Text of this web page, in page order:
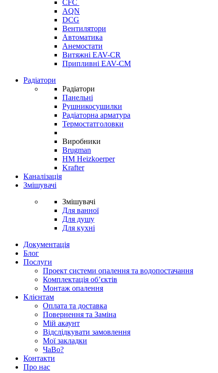
CFC
AQN
DCG
Вентилятори
Автоматика
Анемостати
Витяжні EAV-CR
Припливні EAV-CM
Радіатори
Радіатори
Панельні
Рушникосушилки
Радіаторна арматура
Термостатголовки
Виробники
Brugman
HM Heizkoerper
Krafter
Каналізація
Змішувачі
Змішувачі
Для ванної
Для душу
Для кухні
Документація
Блог
Послуги
Проект системи опалення та водопостачання
Комплектація об’єктів
Монтаж опалення
Клієнтам
Оплата та доставка
Повернення та Заміна
Мій акаунт
Відслідкувати замовлення
Мої закладки
ЧаВо?
Контакти
Про нас